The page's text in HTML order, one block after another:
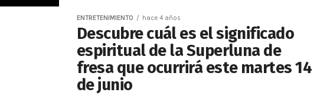
ENTRETENIMIENTO hace 4 años
Descubre cuál es el significado
espiritual de la Superluna de
fresa que ocurrirá este martes 14
de junio